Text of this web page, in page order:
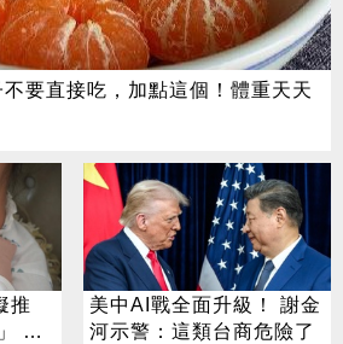
要直接吃，加點這個！體重天天
推
每
美中AI戰全面升級！ 謝金
河示警：這類台商危險了